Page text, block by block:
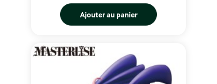
Ajouter au panier